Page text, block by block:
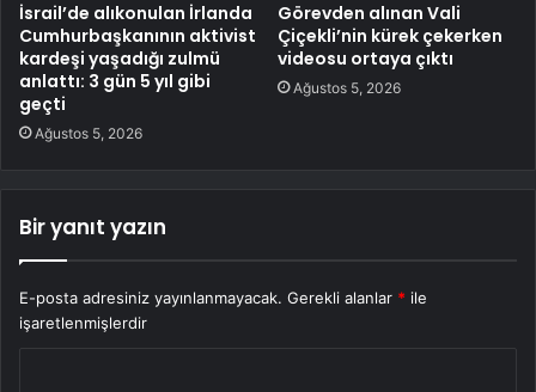
İsrail’de alıkonulan İrlanda
Cumhurbaşkanının aktivist
kardeşi yaşadığı zulmü
anlattı: 3 gün 5 yıl gibi
geçti
Ağustos 5, 2026
Görevden alınan Vali
Çiçekli’nin kürek çekerken
videosu ortaya çıktı
Ağustos 5, 2026
Bir yanıt yazın
E-posta adresiniz yayınlanmayacak. Gerekli alanlar * ile
işaretlenmişlerdir